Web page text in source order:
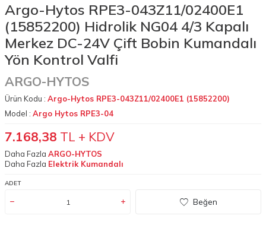
Argo-Hytos RPE3-043Z11/02400E1
(15852200) Hidrolik NG04 4/3 Kapalı
Merkez DC-24V Çift Bobin Kumandalı
Yön Kontrol Valfi
ARGO-HYTOS
Ürün Kodu : Argo-Hytos RPE3-043Z11/02400E1 (15852200)
Model : Argo Hytos RPE3-04
7.168,38 TL + KDV
Daha Fazla ARGO-HYTOS
Daha Fazla Elektrik Kumandalı
ADET
Beğen